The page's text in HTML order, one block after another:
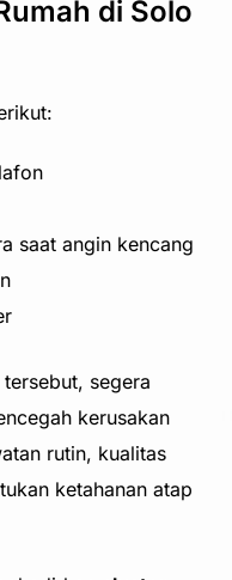
di Solo
saat angin kencang
segera
kerusakan
rutin, kualitas
ketahanan atap